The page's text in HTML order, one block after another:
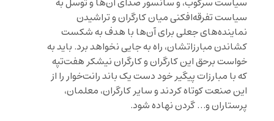
سیاست سرکوب، و سانسور صدای آن‌ها و توسل به
سیاست تفرقه‌افکنی میان کارگران و تراشیدن
نماینده‌های جعلی برای آن‌ها با هدف به شکست
کشاندن مبارزاتشان، راه به جایی نخواهد برد. باید به
خواست برحق این کارگران و کارگران نیشکر هفت‌تپه
که با مبارزات پیگیر خود دست یک باند رانت‌خوار را از
این صنعت کوتاه کردند و سایر کارگران، معلمان،
پرستاران و… گردن نهاده شود.